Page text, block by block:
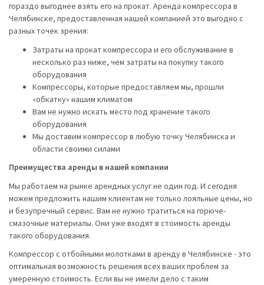
гораздо выгоднее взять его на прокат. Аренда компрессора в
Челябинске, предоставленная нашей компанией это выгодно с
разных точек зрения:
Затраты на прокат компрессора и его обслуживание в
несколько раз ниже, чем затраты на покупку такого
оборудования
Компрессоры, которые предоставляем мы, прошли
«обкатку» нашим климатом
Вам не нужно искать место под хранение такого
оборудования
Мы доставим компрессор в любую точку Челябинска и
области своими силами
Преимущества аренды в нашей компании
Мы работаем на рынке арендных услуг не один год. И сегодня
можем предложить нашим клиентам не только лояльные цены, но
и безупречный сервис. Вам не нужно тратиться на горюче-
смазочные материалы. Они уже входят в стоимость аренды
такого оборудования.
Компрессор с отбойными молотками в аренду в Челябинске - это
оптимальная возможность решения всех ваших проблем за
умеренную стоимость. Если вы не имели дело с таким